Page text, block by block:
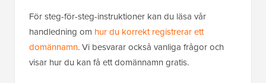
För steg-för-steg-instruktioner kan du läsa vår
handledning om hur du korrekt registrerar ett
domännamn. Vi besvarar också vanliga frågor och
visar hur du kan få ett domännamn gratis.